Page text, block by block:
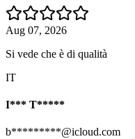
Aug 07, 2026
Si vede che è di qualità
IT
I*** T*****
b*********@icloud.com